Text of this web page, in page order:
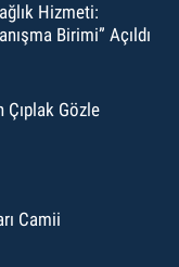
Hizmeti:
Birimi” Açıldı
Çıplak Gözle
Camii